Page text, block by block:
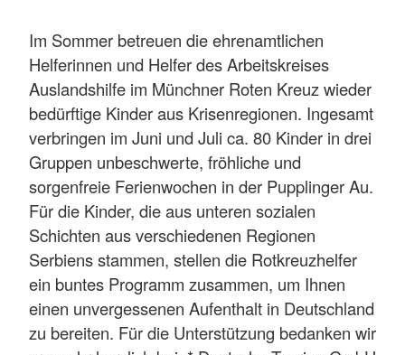
Im Sommer betreuen die ehrenamtlichen
Helferinnen und Helfer des Arbeitskreises
Auslandshilfe im Münchner Roten Kreuz wieder
bedürftige Kinder aus Krisenregionen. Ingesamt
verbringen im Juni und Juli ca. 80 Kinder in drei
Gruppen unbeschwerte, fröhliche und
sorgenfreie Ferienwochen in der Pupplinger Au.
Für die Kinder, die aus unteren sozialen
Schichten aus verschiedenen Regionen
Serbiens stammen, stellen die Rotkreuzhelfer
ein buntes Programm zusammen, um Ihnen
einen unvergessenen Aufenthalt in Deutschland
zu bereiten. Für die Unterstützung bedanken wir